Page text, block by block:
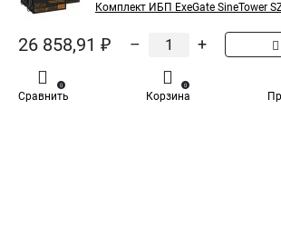
Комплект ИБП ExeGate SineTower
26 858,91 ₽ – +
Сравнить
0
Корзина
0